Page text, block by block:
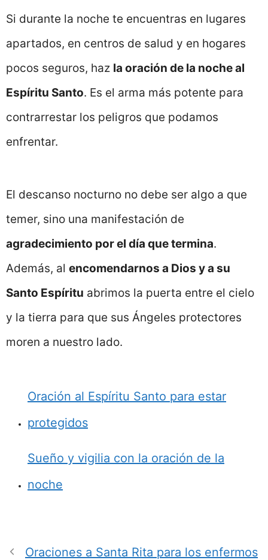
Si durante la noche te encuentras en lugares
apartados, en centros de salud y en hogares
pocos seguros, haz la oración de la noche al
Espíritu Santo. Es el arma más potente para
contrarrestar los peligros que podamos
enfrentar.
El descanso nocturno no debe ser algo a que
temer, sino una manifestación de
agradecimiento por el día que termina.
Además, al encomendarnos a Dios y a su
Santo Espíritu abrimos la puerta entre el cielo
y la tierra para que sus Ángeles protectores
moren a nuestro lado.
Oración al Espíritu Santo para estar
protegidos
Sueño y vigilia con la oración de la
noche
Oraciones a Santa Rita para los enfermos